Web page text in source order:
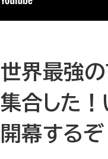
世界最強の
集合した
開幕するぞ